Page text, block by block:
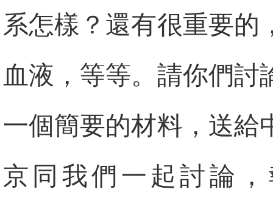
系怎樣？還有很重要的
血液，等等。請你們討
一個簡要的材料，送給
京同我們一起討論